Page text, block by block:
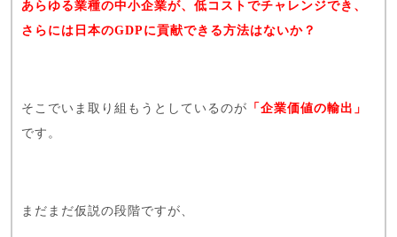
あらゆる業種の中小企業が、低コストでチャレンジでき、
さらには日本のGDPに貢献できる方法はないか？
そこでいま取り組もうとしているのが 「企業価値の輸出」
です。
まだまだ仮説の段階ですが、